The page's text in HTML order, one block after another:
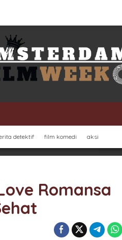
detektif film komedi aksi
Romansa